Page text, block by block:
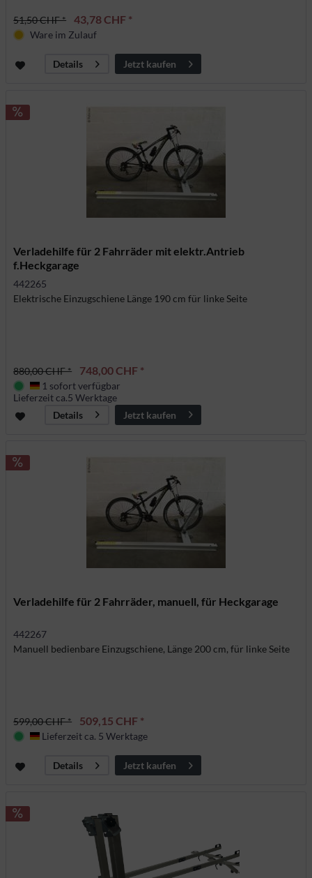
51,50 CHF * 43,78 CHF *
Ware im Zulauf
Details Jetzt kaufen
Verladehilfe für 2 Fahrräder mit elektr.Antrieb
f.Heckgarage
442265
Elektrische Einzugschiene Länge 190 cm für linke Seite
880,00 CHF * 748,00 CHF *
Deutschland
1 sofort verfügbar
Lieferzeit ca.5 Werktage
Details
Jetzt kaufen
Verladehilfe für 2 Fahrräder, manuell, für Heckgarage
442267
Manuell bedienbare Einzugschiene, Länge 200 cm, für linke Seite
599,00 CHF * 509,15 CHF *
Deutschland
Lieferzeit ca. 5 Werktage
Details Jetzt kaufen